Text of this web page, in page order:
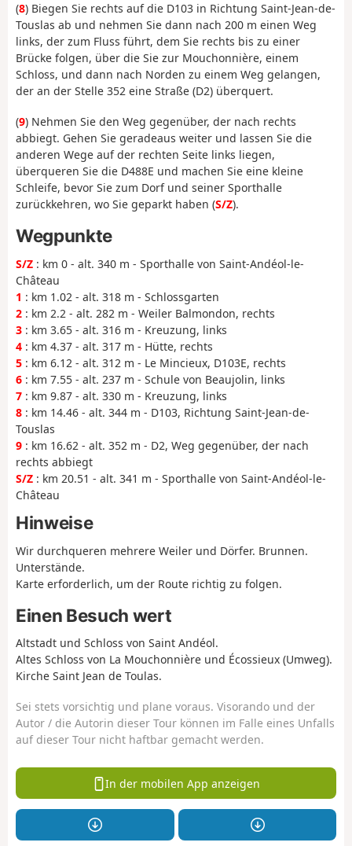
(8) Biegen Sie rechts auf die D103 in Richtung Saint-Jean-de-
Touslas ab und nehmen Sie dann nach 200 m einen Weg
links, der zum Fluss führt, dem Sie rechts bis zu einer
Brücke folgen, über die Sie zur Mouchonnière, einem
Schloss, und dann nach Norden zu einem Weg gelangen,
der an der Stelle 352 eine Straße (D2) überquert.
(9) Nehmen Sie den Weg gegenüber, der nach rechts
abbiegt. Gehen Sie geradeaus weiter und lassen Sie die
anderen Wege auf der rechten Seite links liegen,
überqueren Sie die D488E und machen Sie eine kleine
Schleife, bevor Sie zum Dorf und seiner Sporthalle
zurückkehren, wo Sie geparkt haben (S/Z).
Wegpunkte
S/Z : km 0 - alt. 340 m - Sporthalle von Saint-Andéol-le-
Château
1 : km 1.02 - alt. 318 m - Schlossgarten
2 : km 2.2 - alt. 282 m - Weiler Balmondon, rechts
3 : km 3.65 - alt. 316 m - Kreuzung, links
4 : km 4.37 - alt. 317 m - Hütte, rechts
5 : km 6.12 - alt. 312 m - Le Mincieux, D103E, rechts
6 : km 7.55 - alt. 237 m - Schule von Beaujolin, links
7 : km 9.87 - alt. 330 m - Kreuzung, links
8 : km 14.46 - alt. 344 m - D103, Richtung Saint-Jean-de-
Touslas
9 : km 16.62 - alt. 352 m - D2, Weg gegenüber, der nach
rechts abbiegt
S/Z : km 20.51 - alt. 341 m - Sporthalle von Saint-Andéol-le-
Château
Hinweise
Wir durchqueren mehrere Weiler und Dörfer. Brunnen.
Unterstände.
Karte erforderlich, um der Route richtig zu folgen.
Einen Besuch wert
Altstadt und Schloss von Saint Andéol.
Altes Schloss von La Mouchonnière und Écossieux (Umweg).
Kirche Saint Jean de Toulas.
Sei stets vorsichtig und plane voraus. Visorando und der
Autor / die Autorin dieser Tour können im Falle eines Unfalls
auf dieser Tour nicht haftbar gemacht werden.
In der mobilen App anzeigen